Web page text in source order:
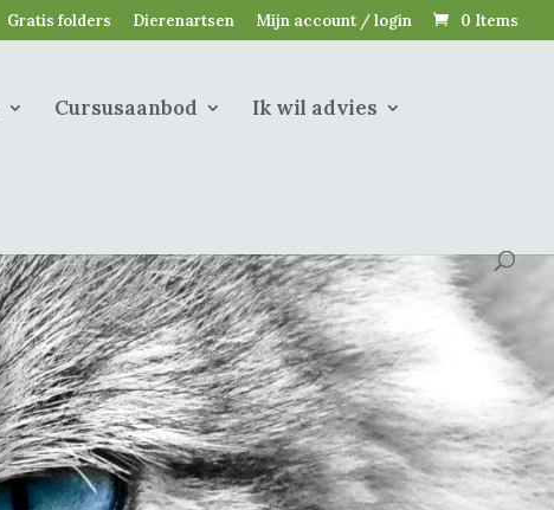
Gratis folders Dierenartsen Mijn account / login 0 Items
Cursusaanbod Ik wil advies